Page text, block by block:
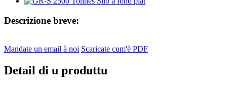
Descrizione breve:
Mandate un email à noi Scaricate cum'è PDF
Detail di u produttu